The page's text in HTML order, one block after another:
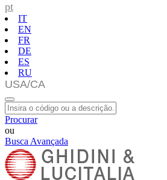
pt
IT
EN
FR
DE
ES
RU
Procurar
ou
Busca Avançada